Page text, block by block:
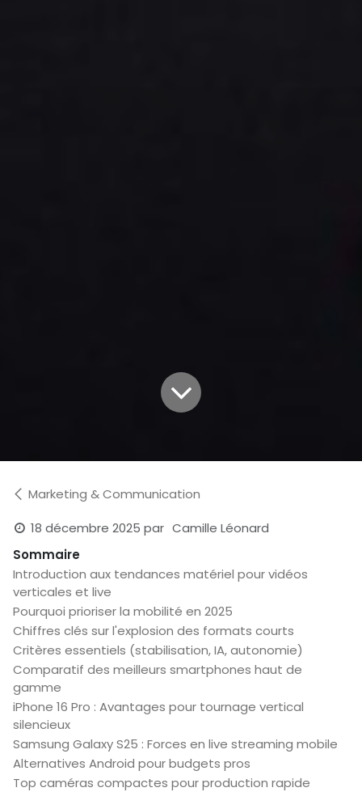
Marketing & Communication
18 décembre 2025 par Camille Léonard
Sommaire
Introduction aux tendances matériel pour vidéos
verticales et live
Pourquoi prioriser la mobilité en 2025
Chiffres clés sur l'explosion des formats courts
Critères essentiels (stabilisation, IA, autonomie)
Comparatif des meilleurs smartphones haut de
gamme
iPhone 16 Pro : Avantages pour tournage vertical
silencieux
Samsung Galaxy S25 : Forces en live streaming mobile
Alternatives Android pour budgets pros
Top caméras compactes pour production rapide